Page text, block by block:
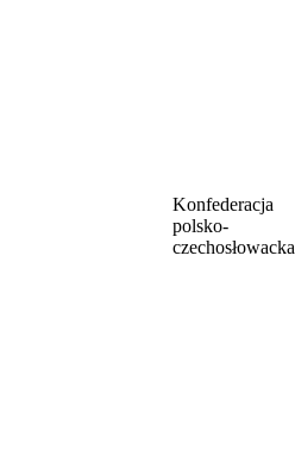
Konfederacja
polsko-
czechosłowacka